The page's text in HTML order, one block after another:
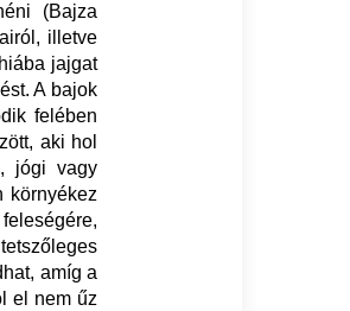
(Bajza
illetve
jajgat
A bajok
felében
aki hol
jógi vagy
környékez
amíg a
el nem űz